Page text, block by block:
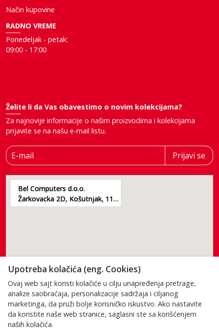
Način kupovine
RADNO VREME
Ponedeljak - petak:
09:00 - 17:00
Želite li da Vas obavestimo o novim kolekcijama?
Za najnovije informacije o našim proizvodima i kolekcijama
prijavite se na našu e-mail listu.
E-mail Prijavi se
Bel Computers d.o.o.
Žarkovacka 2D, Košutnjak, 11000, Beograd
Poštovani posetioci, cene na našem sajtu su iskazane u dinarima.
Upotreba kolačića (eng. Cookies)
Ovaj web sajt koristi kolačiće u cilju unapređenja pretrage,
analize saobraćaja, personalizacije sadržaja i ciljanog
marketinga, da pruži bolje korisničko iskustvo. Ako nastavite
da koristite naše web stranice, saglasni ste sa korišćenjem
naših kolačića.